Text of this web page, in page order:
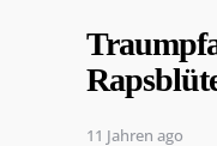
11 Jahren ago